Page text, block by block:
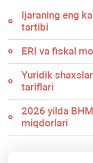
Ijaraning eng
tartibi
ERI va fiskal
Yuridik
tariflari
2026 yilda
miqdorlari